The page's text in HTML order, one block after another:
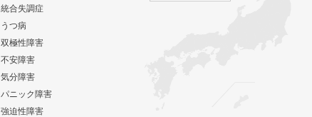
統合失調症
うつ病
双極性障害
不安障害
気分障害
パニック障害
強迫性障害